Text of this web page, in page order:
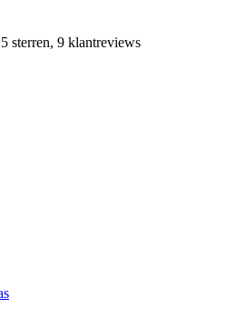
sterren, 9 klantreviews